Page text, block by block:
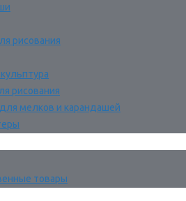
рисования
рисования
мелков и карандашей
товары